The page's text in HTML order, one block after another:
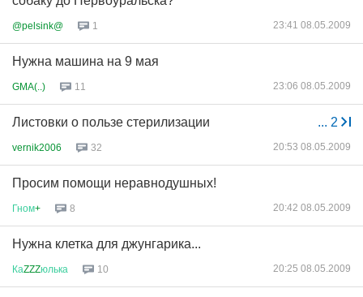
@pelsink@ 1 23:41 08.05.2009
Нужна машина на 9 мая
GMA(..) 11 23:06 08.05.2009
... 2
Листовки о пользе стерилизации
vernik2006 32 20:53 08.05.2009
Просим помощи неравнодушных!
Гном+ 8 20:42 08.05.2009
Нужна клетка для джунгарика...
КаZZZюлька 10 20:25 08.05.2009